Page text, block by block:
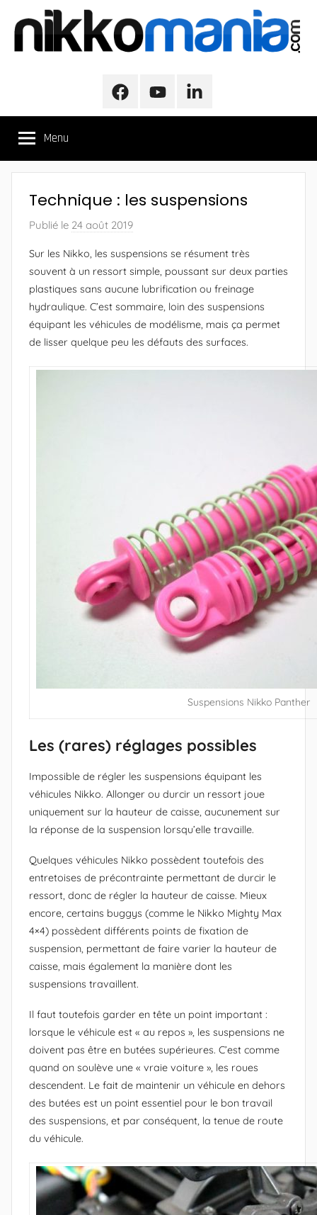
contenu
NikkoMania
Véhicules
/
FacebookYoutubeLinkedIn
Menu
Technique : les suspensions
Publié le 24 août 2019
r
n
t
e
u
r
N
o
n
a
)
Sur les Nikko, les suspensions se résument très
souvent à un ressort simple, poussant sur deux parties
plastiques sans aucune lubrification ou freinage
hydraulique. C’est sommaire, loin des suspensions
équipant les véhicules de modélisme, mais ça permet
de lisser quelque peu les défauts des surfaces.
Suspensions Nikko Panther
Les (rares) réglages possibles
Impossible de régler les suspensions équipant les
véhicules Nikko. Allonger ou durcir un ressort joue
uniquement sur la hauteur de caisse, aucunement sur
la réponse de la suspension lorsqu’elle travaille.
Quelques véhicules Nikko possèdent toutefois des
entretoises de précontrainte permettant de durcir le
ressort, donc de régler la hauteur de caisse. Mieux
encore, certains buggys (comme le Nikko Mighty Max
4×4) possèdent différents points de fixation de
suspension, permettant de faire varier la hauteur de
caisse, mais également la manière dont les
suspensions travaillent.
Il faut toutefois garder en tête un point important :
lorsque le véhicule est « au repos », les suspensions ne
doivent pas être en butées supérieures. C’est comme
quand on soulève une « vraie voiture », les roues
descendent. Le fait de maintenir un véhicule en dehors
des butées est un point essentiel pour le bon travail
des suspensions, et par conséquent, la tenue de route
du véhicule.